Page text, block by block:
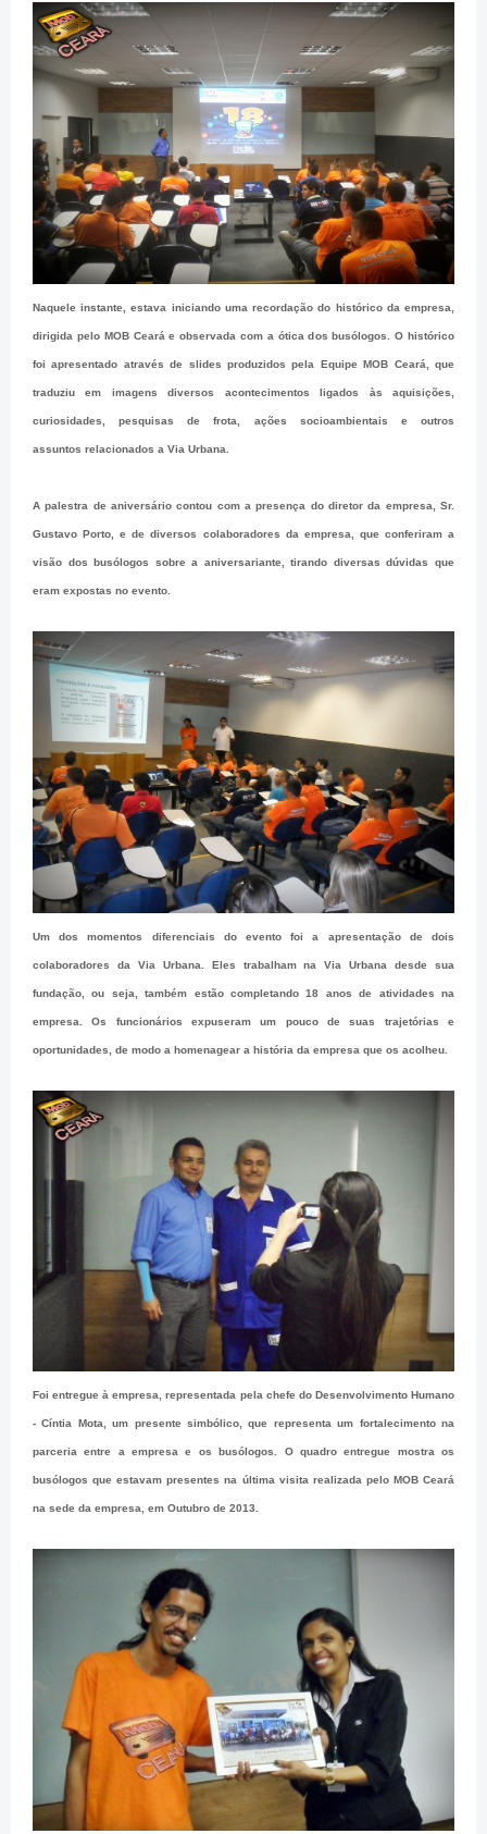
Naquele instante, estava iniciando uma recordação do histórico da empresa,
dirigida pelo MOB Ceará e observada com a ótica dos busólogos. O histórico
foi apresentado através de slides produzidos pela Equipe MOB Ceará, que
traduziu em imagens diversos acontecimentos ligados às aquisições,
curiosidades, pesquisas de frota, ações socioambientais e outros
assuntos relacionados a Via Urbana.
A palestra de aniversário contou com a presença do diretor da empresa, Sr.
Gustavo Porto, e de diversos colaboradores da empresa, que conferiram a
visão dos busólogos sobre a aniversariante, tirando diversas dúvidas que
eram expostas no evento.
Um dos momentos diferenciais do evento foi a apresentação de dois
colaboradores da Via Urbana. Eles trabalham na Via Urbana desde sua
fundação, ou seja, também estão completando 18 anos de atividades na
empresa. Os funcionários expuseram um pouco de suas trajetórias e
oportunidades, de modo a homenagear a história da empresa que os acolheu.
Foi entregue à empresa, representada pela chefe do Desenvolvimento Humano
- Cíntia Mota, um presente simbólico, que representa um fortalecimento na
parceria entre a empresa e os busólogos. O quadro entregue mostra os
busólogos que estavam presentes na última visita realizada pelo MOB Ceará
na sede da empresa, em Outubro de 2013.